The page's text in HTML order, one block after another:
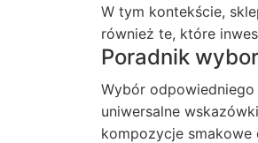
W tym kontekście,
również te, które
Poradnik
Wybór
uniwersalne
kompozycje smakowe